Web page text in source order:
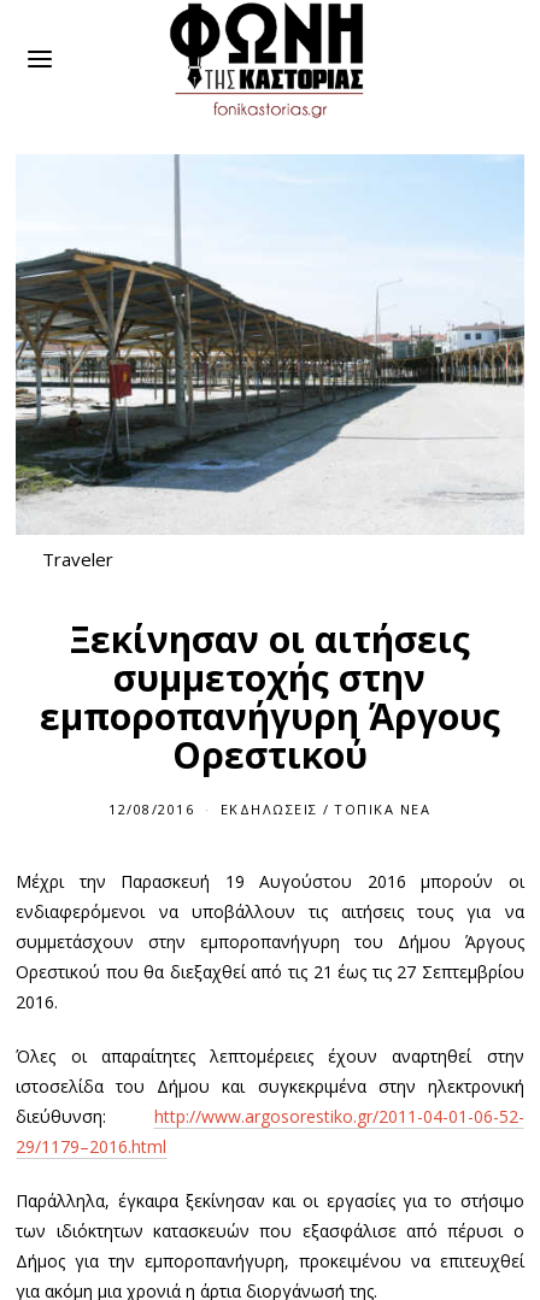
Traveler
Ξεκίνησαν οι αιτήσεις
συμμετοχής στην
εμποροπανήγυρη Άργους
Ορεστικού
12/08/2016 ΕΚΔΗΛΏΣΕΙΣ / ΤΟΠΙΚΆ ΝΈΑ
Μέχρι την Παρασκευή 19 Αυγούστου 2016 μπορούν οι
ενδιαφερόμενοι να υποβάλλουν τις αιτήσεις τους για να
συμμετάσχουν στην εμποροπανήγυρη του Δήμου Άργους
Ορεστικού που θα διεξαχθεί από τις 21 έως τις 27 Σεπτεμβρίου
2016.
Όλες οι απαραίτητες λεπτομέρειες έχουν αναρτηθεί στην
ιστοσελίδα του Δήμου και συγκεκριμένα στην ηλεκτρονική
διεύθυνση: http://www.argosorestiko.gr/2011-04-01-06-52-
29/1179–2016.html
Παράλληλα, έγκαιρα ξεκίνησαν και οι εργασίες για το στήσιμο
των ιδιόκτητων κατασκευών που εξασφάλισε από πέρυσι ο
Δήμος για την εμποροπανήγυρη, προκειμένου να επιτευχθεί
για ακόμη μια χρονιά η άρτια διοργάνωσή της.